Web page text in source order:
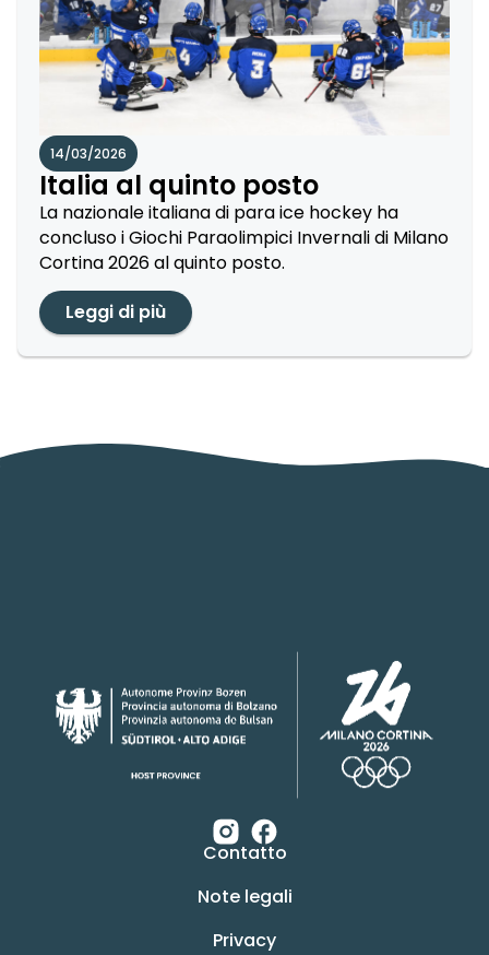
14/03/2026
Italia al quinto posto
La nazionale italiana di para ice hockey ha
concluso i Giochi Paraolimpici Invernali di Milano
Cortina 2026 al quinto posto.
Leggi di più
Contatto
Note legali
Privacy